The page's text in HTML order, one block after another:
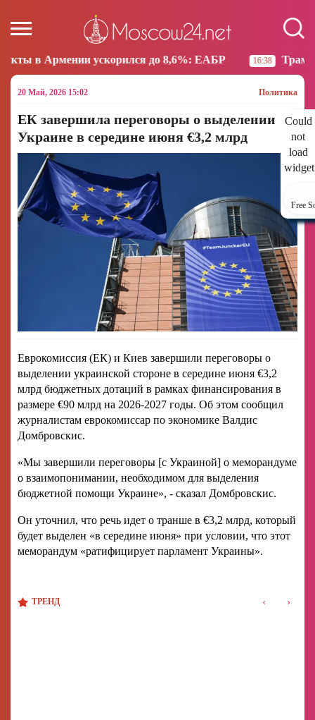
до 8,6%: ЕАБР 16:38 Трамп: США больше не
20 Май, 2026 15:02 Политика
Could
not
load
Free
ЕК завершила переговоры о выделении
Украине в середине июня €3,2 млрд
Еврокомиссия (ЕК) и Киев завершили переговоры о
выделении украинской стороне в середине июня €3,2
млрд бюджетных дотаций в рамках финансирования в
размере €90 млрд на 2026-2027 годы. Об этом сообщил
журналистам еврокомиссар по экономике Валдис
Домбровскис.
«Мы завершили переговоры [с Украиной] о меморандуме
о взаимопонимании, необходимом для выделения
бюджетной помощи Украине», - сказал Домбровскис.
Он уточнил, что речь идет о транше в €3,2 млрд, который
будет выделен «в середине июня» при условии, что этот
меморандум «ратифицирует парламент Украины».
ТРЕНД ‹ ›